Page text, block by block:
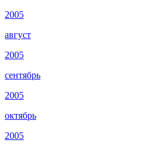
2005
август
2005
сентябрь
2005
октябрь
2005